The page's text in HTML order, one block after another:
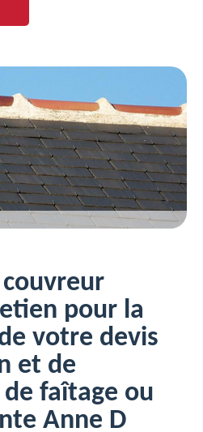
pour la
votre devis
et de
faîtage ou
Anne D